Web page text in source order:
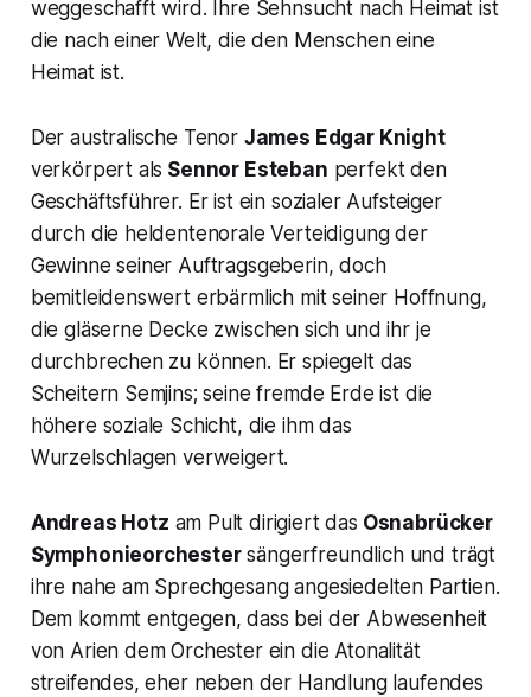
weggeschafft wird. Ihre Sehnsucht nach Heimat ist
die nach einer Welt, die den Menschen eine
Heimat ist.
Der australische Tenor James Edgar Knight
verkörpert als Sennor Esteban perfekt den
Geschäftsführer. Er ist ein sozialer Aufsteiger
durch die heldentenorale Verteidigung der
Gewinne seiner Auftragsgeberin, doch
bemitleidenswert erbärmlich mit seiner Hoffnung,
die gläserne Decke zwischen sich und ihr je
durchbrechen zu können. Er spiegelt das
Scheitern Semjins; seine fremde Erde ist die
höhere soziale Schicht, die ihm das
Wurzelschlagen verweigert.
Andreas Hotz am Pult dirigiert das Osnabrücker
Symphonieorchestersängerfreundlich und trägt
ihre nahe am Sprechgesang angesiedelten Partien.
Dem kommt entgegen, dass bei der Abwesenheit
von Arien dem Orchester ein die Atonalität
streifendes, eher neben der Handlung laufendes